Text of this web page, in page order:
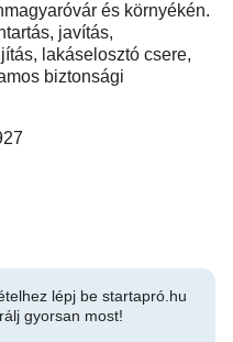
és környékén.
javítás,
lakáselosztó csere,
biztonsági
lépj be startapró.hu
gyorsan most!